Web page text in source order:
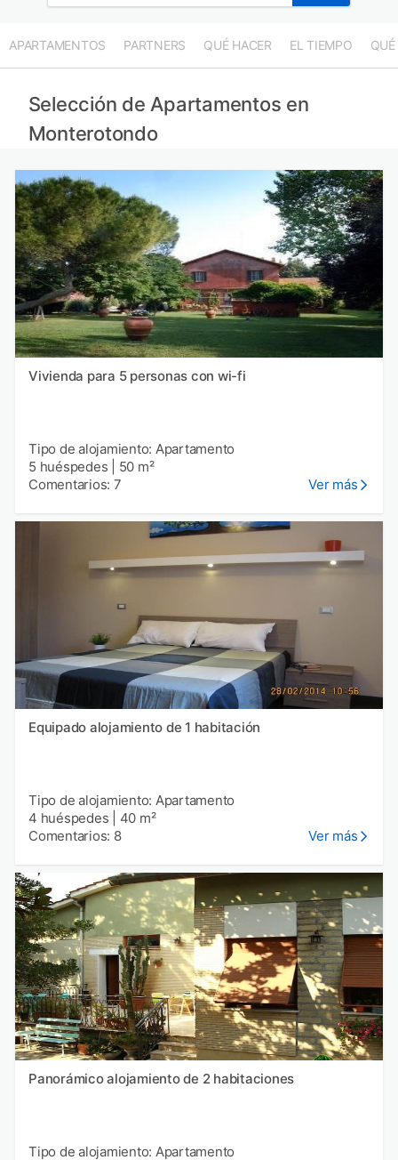
APARTAMENTOS PARTNERS QUÉ HACER EL TIEMPO QUÉ
Selección de Apartamentos en
Monterotondo
Vivienda para 5 personas con wi-fi
Tipo de alojamiento: Apartamento
5 huéspedes
50 m²
Comentarios: 7
Ver más
Equipado alojamiento de 1 habitación
Tipo de alojamiento: Apartamento
4 huéspedes
40 m²
Comentarios: 8
Ver más
Panorámico alojamiento de 2 habitaciones
Tipo de alojamiento: Apartamento